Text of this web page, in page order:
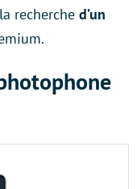
recherche d’un